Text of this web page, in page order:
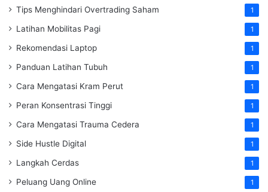
Tips Menghindari Overtrading Saham 1
Latihan Mobilitas Pagi 1
Rekomendasi Laptop 1
Panduan Latihan Tubuh 1
Cara Mengatasi Kram Perut 1
Peran Konsentrasi Tinggi 1
Cara Mengatasi Trauma Cedera 1
Side Hustle Digital 1
Langkah Cerdas 1
Peluang Uang Online 1